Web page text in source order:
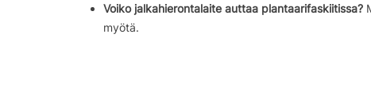
Voiko jalkahierontalaite auttaa plantaarifaskiitissa?
myötä.